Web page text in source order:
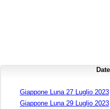
Giappone Luna 27 Luglio 2023
Giappone Luna 29 Luglio 2023